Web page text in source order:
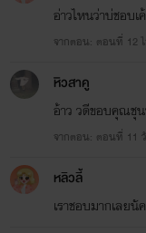
อ่าวไหนว่าบ่ชอบเ
จากตอน: ตอนที่ 12
หิวสาคู
อ้าว วดีขอบคุณชุ
จากตอน: ตอนที่ 11
หลิวลี้
เราชอบมากเลยนั